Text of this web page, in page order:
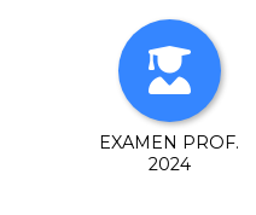
EXAMEN PROF.
2024